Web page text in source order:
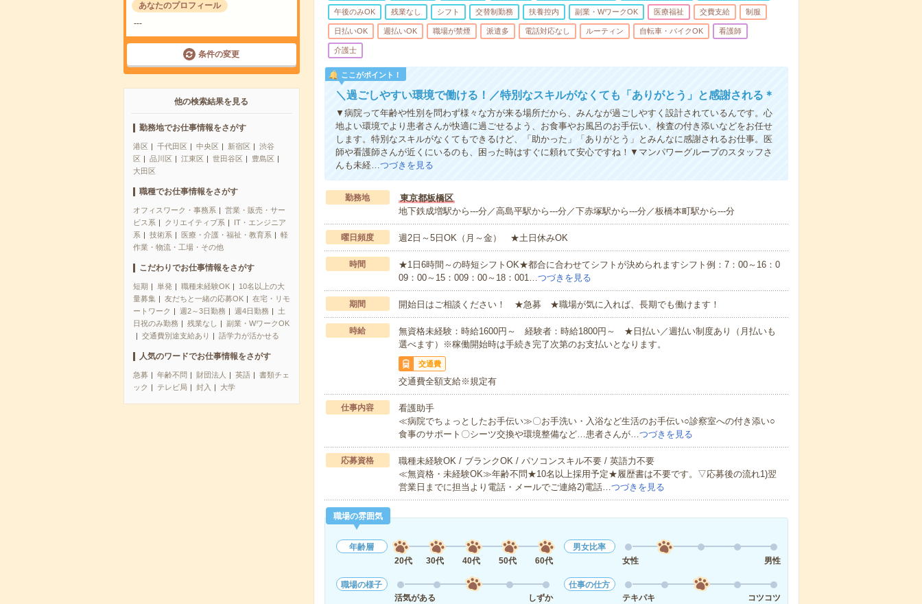
あなたのプロフィール
---
条件の変更
他の検索結果を見る
勤務地でお仕事情報をさがす
港区 千代田区 中央区 新宿区
渋谷
区
品川区 江東区 世田谷区
豊島区
大田区
職種でお仕事情報をさがす
オフィスワーク・事務系
営業・販売・サー
ビス系
クリエイティブ系
IT・エンジニア
系
技術系 医療・介護・福祉・教育系
軽
作業・物流・工場・その他
こだわりでお仕事情報をさがす
短期 単発 職種未経験OK
10名以上の大
量募集
友だちと一緒の応募OK
在宅・リモ
ートワーク
週2～3日勤務 週4日勤務
土
日祝のみ勤務
残業なし
副業・WワークOK
交通費別途支給あり
語学力が活かせる
人気のワードでお仕事情報をさがす
急募 年齢不問 財団法人 英語
書類チェ
ック
テレビ局 封入 大学
午後のみOK 残業なし シフト 交替制勤務 扶養控内 副業・WワークOK 医療福祉 交費支給 制服
日払いOK 週払いOK 職場が禁煙 派遣多 電話対応なし ルーティン 自転車・バイクOK 看護師
介護士
ここがポイント！
＼過ごしやすい環境で働ける！／特別なスキルがなくても「ありがとう」と感謝される＊
▼病院って年齢や性別を問わず様々な方が来る場所だから、みんなが過ごしやすく設計されているんです。心
地よい環境でより患者さんが快適に過ごせるよう、お食事やお風呂のお手伝い、検査の付き添いなどをお任せ
します。特別なスキルがなくてもできるけど、「助かった」「ありがとう」とみんなに感謝されるお仕事。医
師や看護師さんが近くにいるのも、困った時はすぐに頼れて安心ですね！▼マンパワーグループのスタッフさ
んも未経…つづきを見る
勤務地
東京都板橋区
地下鉄成増駅から---分／高島平駅から---分／下赤塚駅から---分／板橋本町駅から---分
曜日頻度 週2日～5日OK（月～金） ★土日休みOK
時間
★1日6時間～の時短シフトOK★都合に合わせてシフトが決められますシフト例：7：00～16：0
09：00～15：009：00～18：001…つづきを見る
期間 開始日はご相談ください！ ★急募 ★職場が気に入れば、長期でも働けます！
時給
無資格未経験：時給1600円～ 経験者：時給1800円～ ★日払い／週払い制度あり（月払いも
選べます）※稼働開始時は手続き完了次第のお支払いとなります。
交通費
交通費全額支給※規定有
仕事内容
看護助手
≪病院でちょっとしたお手伝い≫〇お手洗い・入浴など生活のお手伝い○診察室への付き添い○
食事のサポート〇シーツ交換や環境整備など…患者さんが…つづきを見る
応募資格
職種未経験OK / ブランクOK / パソコンスキル不要 / 英語力不要
≪無資格・未経験OK≫年齢不問★10名以上採用予定★履歴書は不要です。▽応募後の流れ1)翌
営業日までに担当より電話・メールでご連絡2)電話…つづきを見る
職場の雰囲気
年齢層
20代
30代 40代 50代 60代
男女比率
女性
男性
職場の様子
活気がある
しずか
仕事の仕方
テキパキ
コツコツ